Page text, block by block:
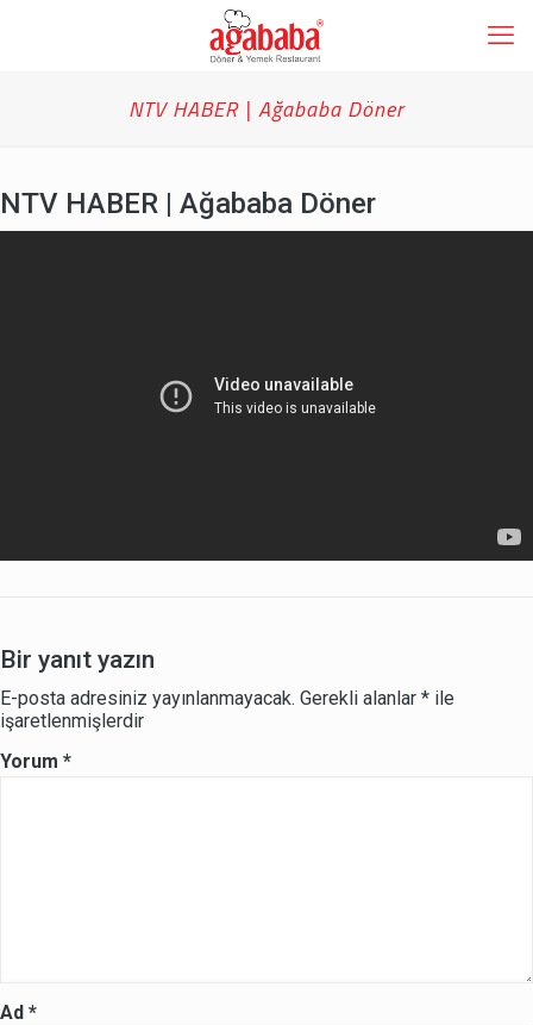
NTV HABER | Ağababa Döner
NTV HABER | Ağababa Döner
Bir yanıt yazın
E-posta adresiniz yayınlanmayacak. Gerekli alanlar * ile
işaretlenmişlerdir
Yorum *
Ad *